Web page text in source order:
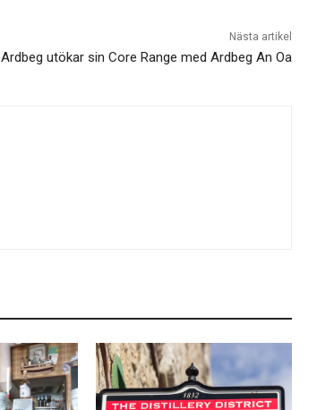
Nästa artikel
Ardbeg utökar sin Core Range med Ardbeg An Oa